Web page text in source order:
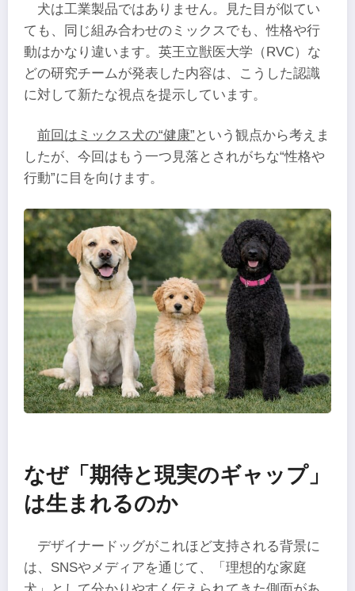
犬は工業製品ではありません。見た目が似てい
ても、同じ組み合わせのミックスでも、性格や行
動はかなり違います。英王立獣医大学（RVC）な
どの研究チームが発表した内容は、こうした認識
に対して新たな視点を提示しています。
前回はミックス犬の“健康” という観点から考えま
したが、今回はもう一つ見落とされがちな“性格や
行動”に目を向けます。
なぜ「期待と現実のギャップ」
は生まれるのか
デザイナードッグがこれほど支持される背景に
は、SNSやメディアを通じて、「理想的な家庭